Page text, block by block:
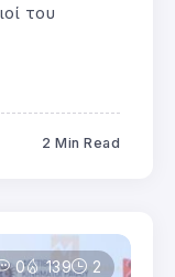
του
2 Min Read
0 139 2